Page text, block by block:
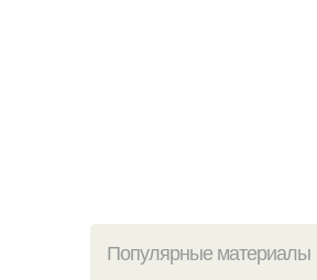
Популярные материалы